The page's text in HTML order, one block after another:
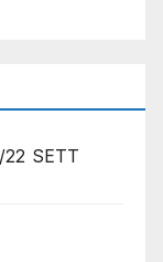
22 SETT